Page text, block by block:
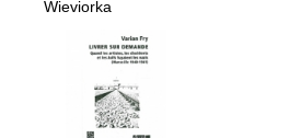
Wieviorka